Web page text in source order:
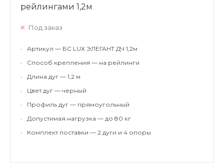
рейлингами 1,2м
Под заказ
•
Артикул — БС LUX ЭЛЕГАНТ ДЧ 1,2м
•
Способ крепления — на рейлинги
•
Длина дуг — 1,2 м
•
Цвет дуг — черный
•
Профиль дуг — прямоугольный
•
Допустимая нагрузка — до 80 кг
•
Комплект поставки — 2 дуги и 4 опоры